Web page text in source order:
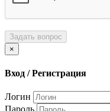
Задать вопрос
×
Вход / Регистрация
Логин
Пароль